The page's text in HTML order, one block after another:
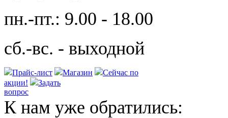
пн.-пт.: 9.00 - 18.00
сб.-вс. - выходной
Прайс-лист Магазин
Сейчас по
акции!
Задать
вопрос
К нам уже обратились: